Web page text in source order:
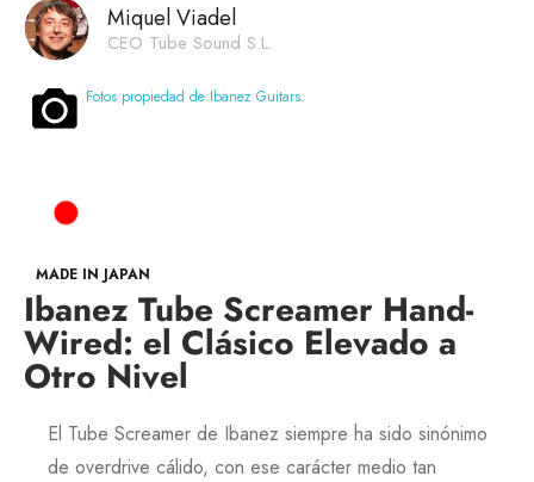
Miquel Viadel
CEO Tube Sound S.L.
Fotos propiedad de Ibanez Guitars.
MADE IN JAPAN
Ibanez Tube Screamer Hand-
Wired: el Clásico Elevado a
Otro Nivel
El Tube Screamer de Ibanez siempre ha sido sinónimo
de overdrive cálido, con ese carácter medio tan